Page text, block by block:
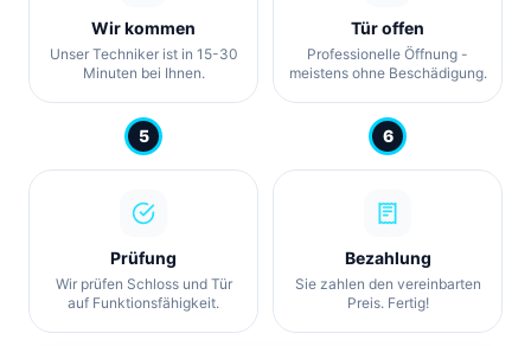
Wir kommen
Unser Techniker ist in 15-30
Minuten bei Ihnen.
Tür offen
Professionelle Öffnung -
meistens ohne Beschädigung.
5
Prüfung
Wir prüfen Schloss und Tür
auf Funktionsfähigkeit.
6
Bezahlung
Sie zahlen den vereinbarten
Preis. Fertig!